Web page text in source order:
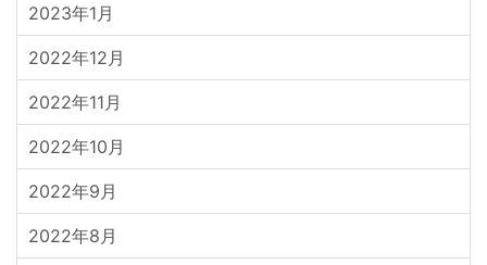
2023年1月
2022年12月
2022年11月
2022年10月
2022年9月
2022年8月